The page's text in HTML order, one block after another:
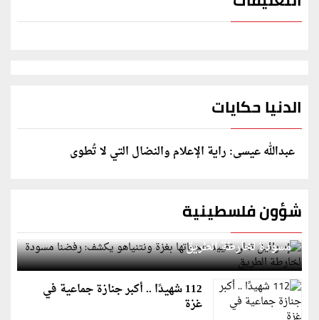
الدنيا حكايات
عبدالله عيسى: راية الإعلام والنضال التي لا تُطوى
شؤون فلسطينية
إسرائيل تعلن تقييد هجماتها بغزة ونتنياهو يكشف: رفضنا
مسودة لخارطة الطريق
112 شهيدًا .. أكبر جنازة جماعية في
غزة